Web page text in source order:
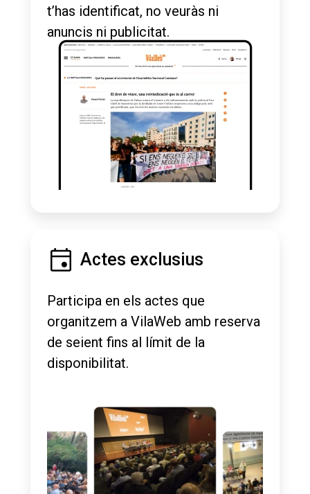
t’has identificat, no veuràs ni
anuncis ni publicitat.
Actes exclusius
Participa en els actes que
organitzem a VilaWeb amb reserva
de seient fins al límit de la
disponibilitat.